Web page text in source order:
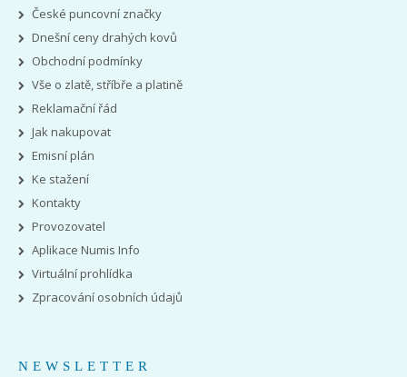
České puncovní značky
Dnešní ceny drahých kovů
Obchodní podmínky
Vše o zlatě, stříbře a platině
Reklamační řád
Jak nakupovat
Emisní plán
Ke stažení
Kontakty
Provozovatel
Aplikace Numis Info
Virtuální prohlídka
Zpracování osobních údajů
NEWSLETTER